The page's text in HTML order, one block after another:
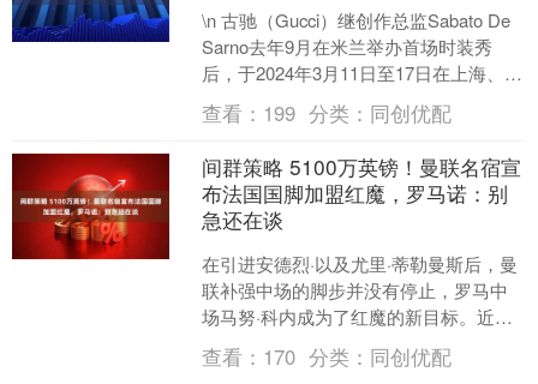
\n 古驰（Gucci）继创作总监Sabato De
Sarno去年9月在米兰举办首场时装秀
后，于2024年3月11日至17日在上海、北
京、成都、深圳推出全新“....
查看： 199 分类： 同创优配
间群策略 5100万英镑！曼联名宿宣
布法国国脚加盟红魔，罗马诺：别
急还在谈
在引进安德烈·以及尤里·蒂勒曼斯后，曼
联补强中场的脚步并没有停止，罗马中
场马努·科内成为了红魔的新目标。近
日，曼联名宿里奥·费迪南德在他的播客
节目中透露，自己的....
查看： 170 分类： 同创优配